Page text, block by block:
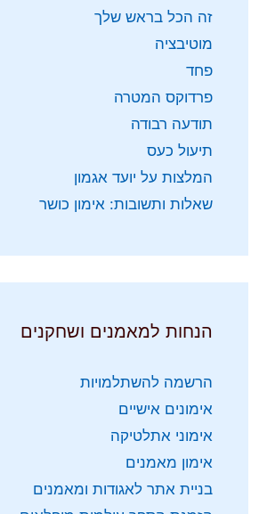
זה הכל בראש שלך
מוטיבציה
פחד
פרדוקס המטרה
תודעה רבודה
תיעול כעס
המלצות על יועד אגמון
שאלות ותשובות: אימון כושר
הנחות למאמנים ושחקנים
הרשמה להשתלמויות
אימונים אישיים
אימוני אתלטיקה
אימון מאמנים
בניית אתר לאגודות ומאמנים